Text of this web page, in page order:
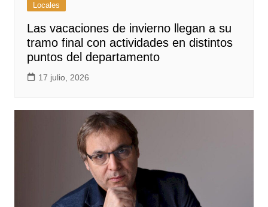
Locales
Las vacaciones de invierno llegan a su
tramo final con actividades en distintos
puntos del departamento
17 julio, 2026